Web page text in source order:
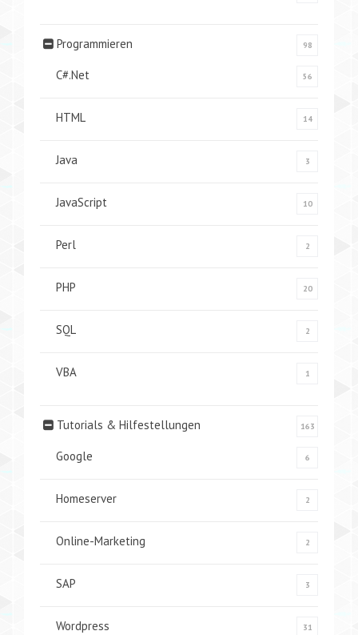
Programmieren 98
C#.Net 56
HTML 14
Java 3
JavaScript 10
Perl 2
PHP 20
SQL 2
VBA 1
Tutorials & Hilfestellungen 163
Google 6
Homeserver 2
Online-Marketing 2
SAP 3
Wordpress 31